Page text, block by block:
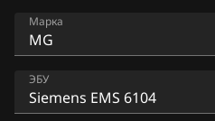
Марка
Acura
Alfa Romeo
ЭБУ